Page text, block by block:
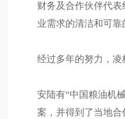
财务及合作伙伴代
业需求的清洁和可靠
经过多年的努力，凌
安陆有“中国粮油机
案，并得到了当地合